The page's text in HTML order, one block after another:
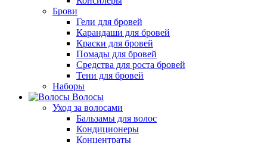
Брови
Гели для бровей
Карандаши для бровей
Краски для бровей
Помады для бровей
Средства для роста бровей
Тени для бровей
Наборы
Волосы
Уход за волосами
Бальзамы для волос
Кондиционеры
Концентраты